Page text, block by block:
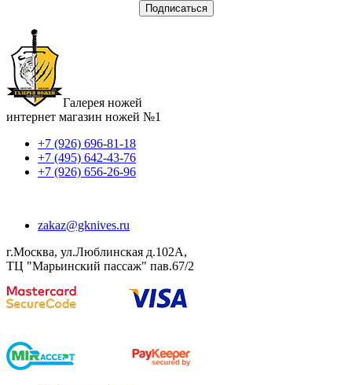
Галерея ножей
интернет магазин ножей №1
+7 (926) 696-81-18
+7 (495) 642-43-76
+7 (926) 656-26-96
zakaz@gknives.ru
г.Москва, ул.Люблинская д.102А,
ТЦ "Марьинский пассаж" пав.67/2